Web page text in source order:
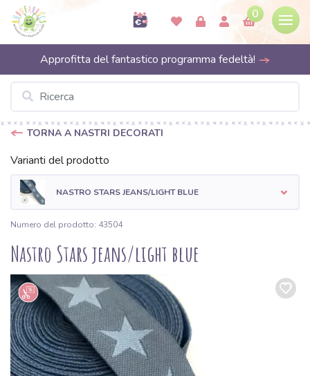
0
Approfitta del fantastico programma fedeltà!
TORNA A NASTRI DECORATI
Varianti del prodotto
NASTRO STARS JEANS/LIGHT BLUE
Numero del prodotto: 43504
Nastro Stars jeans/light blue